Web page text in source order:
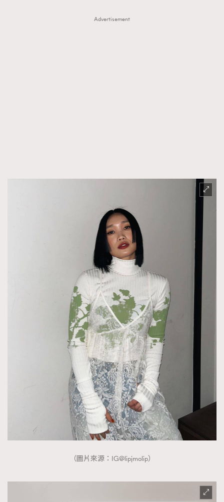
Advertisement
（圖片來源：IG@lipjmolip）